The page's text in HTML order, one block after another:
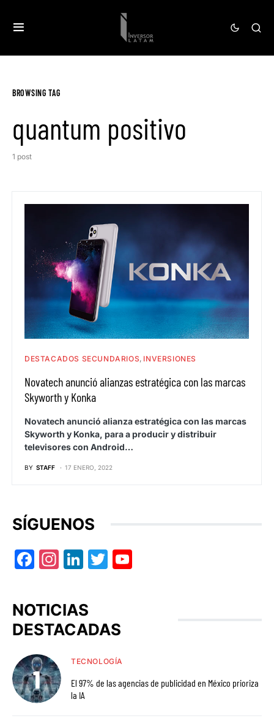
BROWSING TAG
quantum positivo
1 post
DESTACADOS SECUNDARIOS INVERSIONES
Novatech anunció alianzas estratégica con las marcas
Skyworth y Konka
Novatech anunció alianza estratégica con las marcas
Skyworth y Konka, para a producir y distribuir
televisores con Android…
BY STAFF 17 ENERO, 2022
SÍGUENOS
Facebook
Instagram
LinkedIn
Twitter
NOTICIAS
DESTACADAS
TECNOLOGÍA
El 97% de las agencias de publicidad en México prioriza
la IA